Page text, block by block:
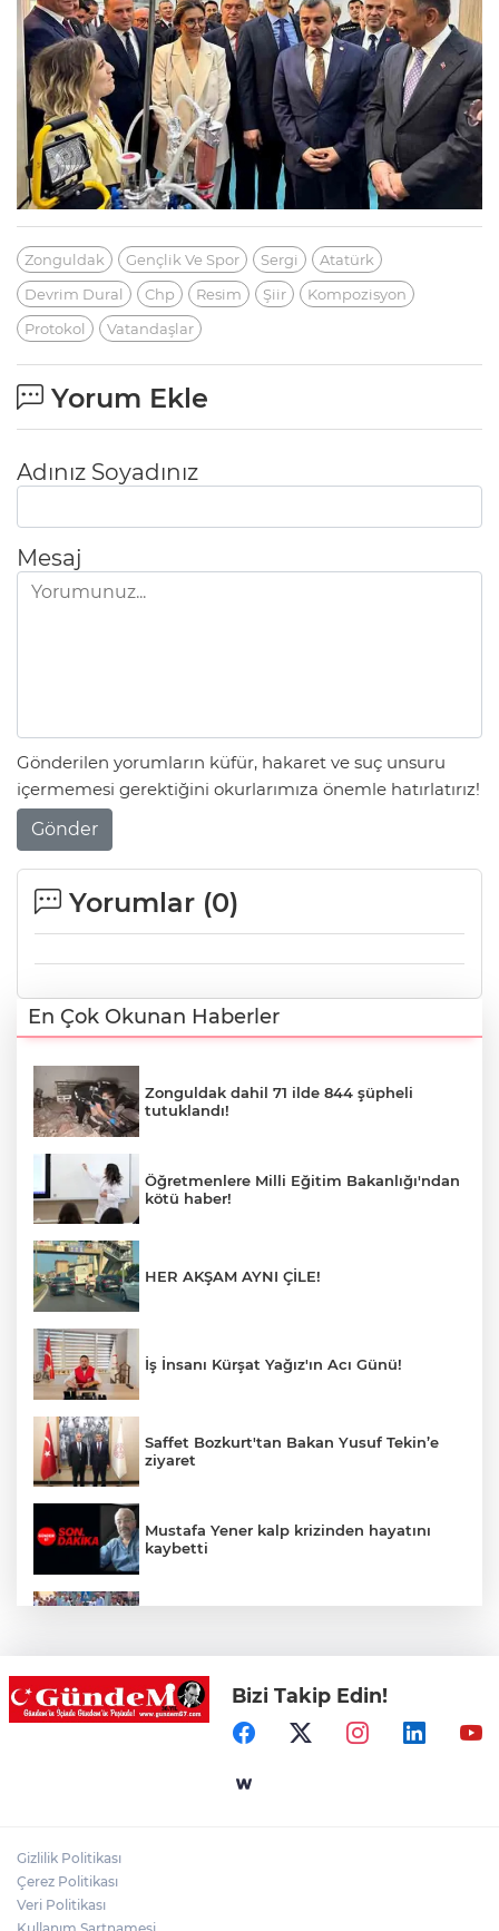
Zonguldak Gençlik Ve Spor Sergi
Atatürk
Devrim Dural
Chp Resim Şiir
Kompozisyon
Protokol
Vatandaşlar
Yorum Ekle
Adınız Soyadınız
Mesaj
Gönderilen yorumların küfür, hakaret ve suç unsuru
içermemesi gerektiğini okurlarımıza önemle hatırlatırız!
Gönder
Yorumlar (0)
En Çok Okunan Haberler
Zonguldak dahil 71 ilde 844 şüpheli
tutuklandı!
Öğretmenlere Milli Eğitim Bakanlığı'ndan
kötü haber!
HER AKŞAM AYNI ÇİLE!
İş İnsanı Kürşat Yağız'ın Acı Günü!
Saffet Bozkurt'tan Bakan Yusuf Tekin’e
ziyaret
Mustafa Yener kalp krizinden hayatını
kaybetti
Zonguldak'ta Rüzgarlımeşe İlkokulu'nun
yıkımı gerçekleştirildi!
Bizi Takip Edin!
Gizlilik Politikası
Çerez Politikası
Veri Politikası